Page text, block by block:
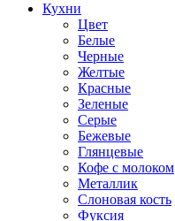
Кухни
Цвет
Белые
Черные
Желтые
Красные
Зеленые
Серые
Бежевые
Глянцевые
Кофе с молоком
Металлик
Слоновая кость
Фуксия